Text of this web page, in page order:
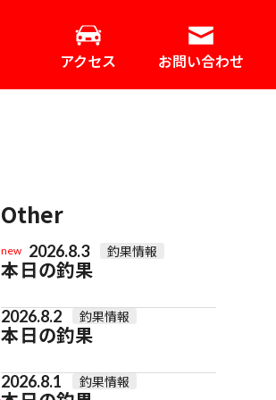
アクセス お問い合わせ
Other
new 2026.8.3 釣果情報
本日の釣果
2026.8.2 釣果情報
本日の釣果
2026.8.1 釣果情報